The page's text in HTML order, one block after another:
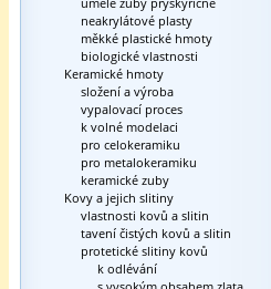
neakrylátové plasty
měkké plastické hmoty
biologické vlastnosti
Keramické hmoty
složení a výroba
vypalovací proces
k volné modelaci
pro celokeramiku
pro metalokeramiku
keramické zuby
Kovy a jejich slitiny
vlastnosti kovů a slitin
tavení čistých kovů a slitin
protetické slitiny kovů
k odlévání